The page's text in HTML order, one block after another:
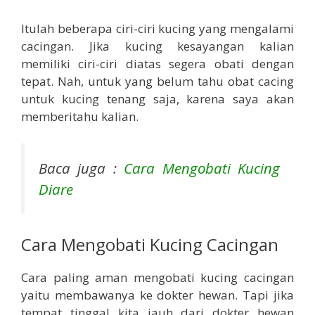
Itulah beberapa ciri-ciri kucing yang mengalami
cacingan. Jika kucing kesayangan kalian
memiliki ciri-ciri diatas segera obati dengan
tepat. Nah, untuk yang belum tahu obat cacing
untuk kucing tenang saja, karena saya akan
memberitahu kalian.
Baca juga : Cara Mengobati Kucing
Diare
Cara Mengobati Kucing Cacingan
Cara paling aman mengobati kucing cacingan
yaitu membawanya ke dokter hewan. Tapi jika